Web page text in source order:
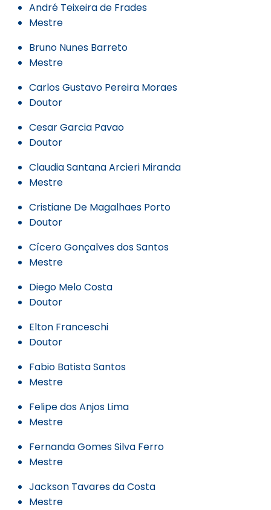
André Teixeira de Frades
Mestre
Bruno Nunes Barreto
Mestre
Carlos Gustavo Pereira Moraes
Doutor
Cesar Garcia Pavao
Doutor
Claudia Santana Arcieri Miranda
Mestre
Cristiane De Magalhaes Porto
Doutor
Cícero Gonçalves dos Santos
Mestre
Diego Melo Costa
Doutor
Elton Franceschi
Doutor
Fabio Batista Santos
Mestre
Felipe dos Anjos Lima
Mestre
Fernanda Gomes Silva Ferro
Mestre
Jackson Tavares da Costa
Mestre